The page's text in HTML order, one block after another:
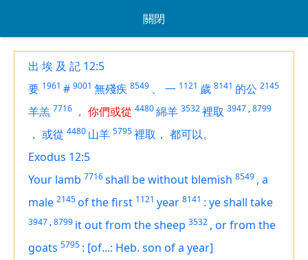
關閉
出 埃 及 記 12:5
要 1961 # 9001 無殘疾 8549 、 一 1121 歲 8141 的公 2145
羊羔 7716 ， 你們或從 4480綿羊 3532裡取 3947 ,8799
， 或從 4480 山羊 5795裡取， 都可以。
Exodus 12:5
Your lamb 7716shall be without blemish 8549 , a
male 2145of the first 1121 year 8141 : ye shall take
3947 ,8799 itout from the sheep 3532 , or from the
goats 5795 : [of...: Heb. son of a year]